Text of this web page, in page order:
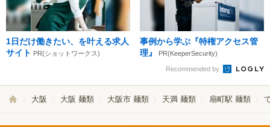
1日だけ働きたい、を叶える求人
サイト PR(ショットワークス)
事例から学ぶ『特権アクセス管
理』
PR(KeeperSecurity)
Recommended by
大阪 大阪 麺類 大阪市 麺類 天満 麺類 扇町駅 麺類